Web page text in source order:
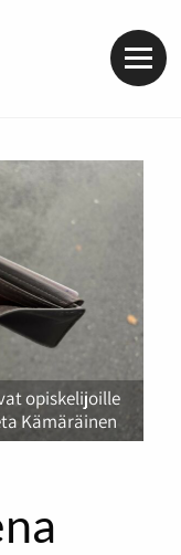
opiskelijoille
Kämäräinen